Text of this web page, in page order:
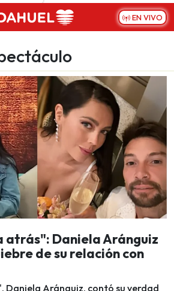
EN VIVO
atrás": Daniela Aránguiz
de su relación con
Daniela Aránguiz, contó su verdad